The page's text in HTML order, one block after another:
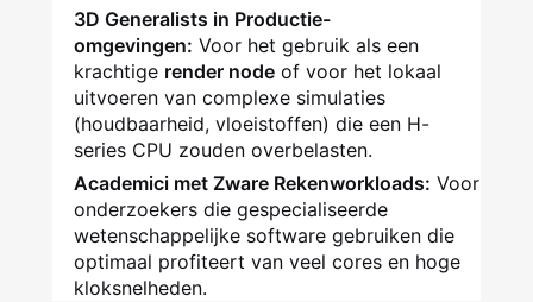
3D Generalists in Productie-
omgevingen: Voor het gebruik als een
krachtige render node of voor het lokaal
uitvoeren van complexe simulaties
(houdbaarheid, vloeistoffen) die een H-
series CPU zouden overbelasten.
Academici met Zware Rekenworkloads: Voor
onderzoekers die gespecialiseerde
wetenschappelijke software gebruiken die
optimaal profiteert van veel cores en hoge
kloksnelheden.